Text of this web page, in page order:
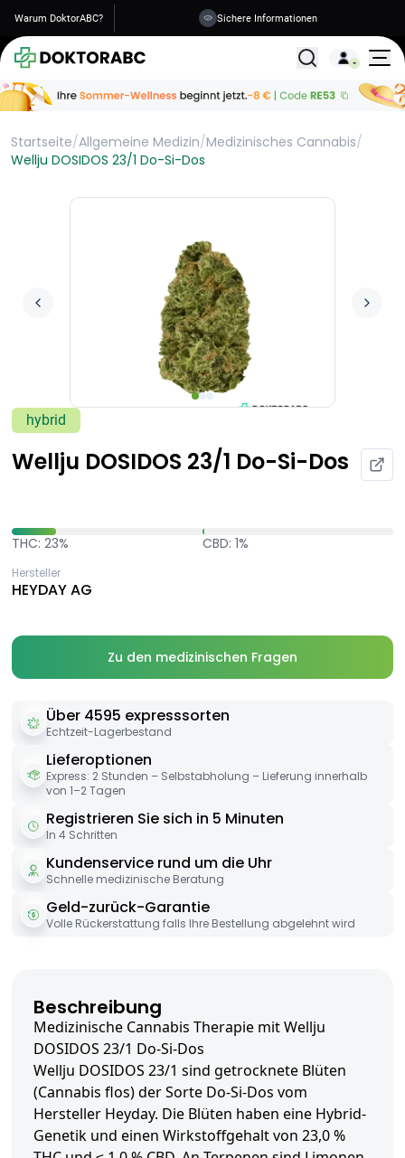
Warum DoktorABC? Sichere Informationen
Alle
Startseite/Allgemeine Medizin/Medizinisches Cannabis/
Wellju DOSIDOS 23/1 Do-Si-Dos
hybrid
Wellju DOSIDOS 23/1 Do-Si-Dos
THC: 23% CBD: 1%
Hersteller
HEYDAY AG
Zu den medizinischen Fragen
Über 4595 expresssorten
Echtzeit-Lagerbestand
Lieferoptionen
Express: 2 Stunden – Selbstabholung – Lieferung innerhalb
von 1–2 Tagen
Registrieren Sie sich in 5 Minuten
In 4 Schritten
Kundenservice rund um die Uhr
Schnelle medizinische Beratung
Geld-zurück-Garantie
Volle Rückerstattung falls Ihre Bestellung abgelehnt wird
Beschreibung
Medizinische Cannabis Therapie mit Wellju
DOSIDOS 23/1 Do-Si-Dos
Wellju DOSIDOS 23/1 sind getrocknete Blüten
(Cannabis flos) der Sorte Do-Si-Dos vom
Hersteller Heyday. Die Blüten haben eine Hybrid-
Genetik und einen Wirkstoffgehalt von 23,0 %